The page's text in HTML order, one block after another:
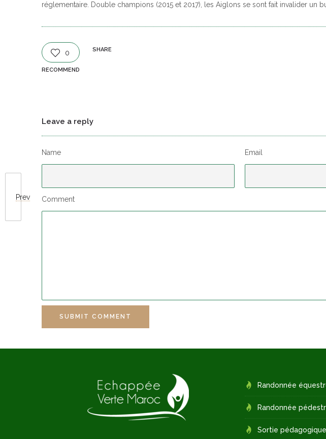
Prev
réglementaire. Double champions (2015 et 2017), les Aiglons se sont fait invalider un
0
RECOMMEND
SHARE
Leave a reply
Name Email
Comment
SUBMIT COMMENT
Randonnée
Randonnée
Sortie pédagogique